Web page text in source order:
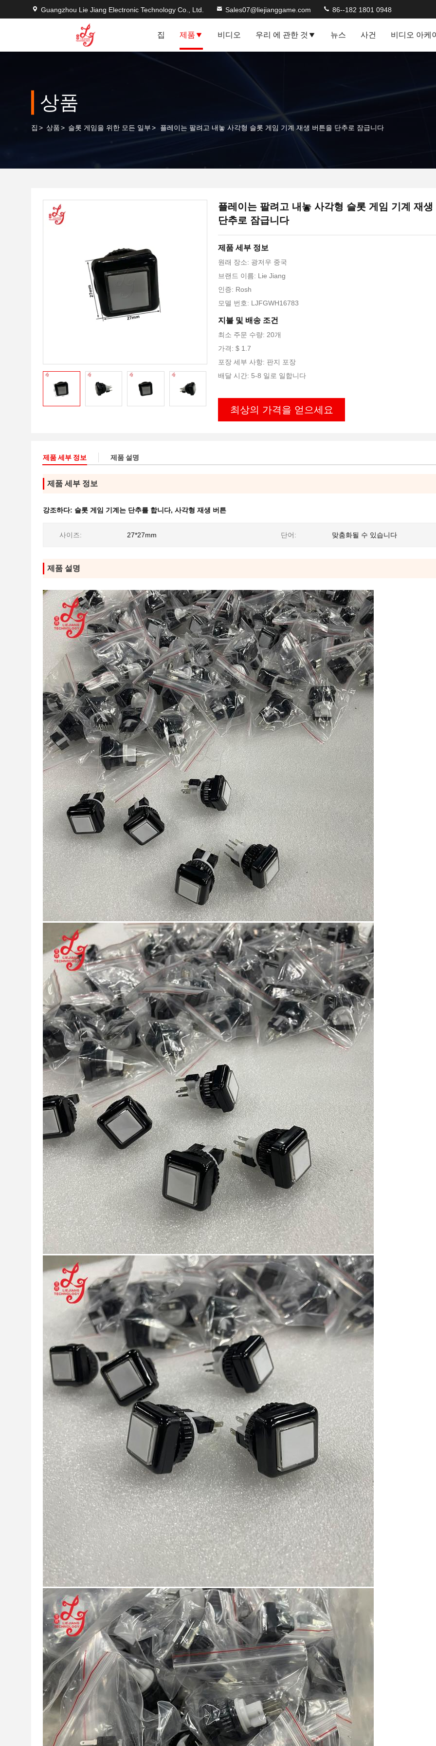
Guangzhou Lie Jiang Electronic Technology Co., Ltd. Sales07@liejianggame.com 86--182 1801 0948
집 제품 비디오 우리 에 관한 것 뉴스 사건 비디오 아케
상품
집 > 상품> 슬롯 게임을 위한 모든 일부> 플레이는 팔려고 내놓 사각형 슬롯 게임 기계 재생 버튼을 단추로 잠급니다
플레이는 팔려고 내놓 사각형 슬롯 게임 기계 재생
단추로 잠급니다
제품 세부 정보
원래 장소: 광저우 중국
브랜드 이름: Lie Jiang
인증: Rosh
모델 번호: LJFGWH16783
지불 및 배송 조건
최소 주문 수량: 20개
가격: $ 1.7
포장 세부 사항: 판지 포장
배달 시간: 5-8 일로 일합니다
최상의 가격을 얻으세요
제품 세부 정보 제품 설명
제품 세부 정보
강조하다: 슬롯 게임 기계는 단추를 합니다, 사각형 재생 버튼
사이즈: 27*27mm 단어: 맞춤화될 수 있습니다
제품 설명